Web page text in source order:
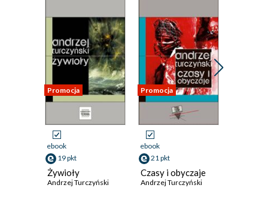
Promocja
ebook
19 pkt
Żywioły
Andrzej Turczyński
Promocja
ebook
21 pkt
Czasy i obyczaje
Andrzej Turczyński